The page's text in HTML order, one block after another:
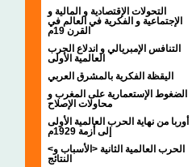
التحولات الإقتصادية و المالية و
الإجتماعية و الفكرية في العالم في
القرن 19م
التنافس الإمبريالي و اندلاع الحرب
العالمية الأولى
اليقظة الفكرية بالمشرق العربي
الضغوط الإستعمارية على المغرب و
محاولات الإصلاح
أوربا من نهاية الحرب العالمية الأولى
إلى أزمة 1929م
<الحرب العالمية الثانية <الأسباب و
النتائج